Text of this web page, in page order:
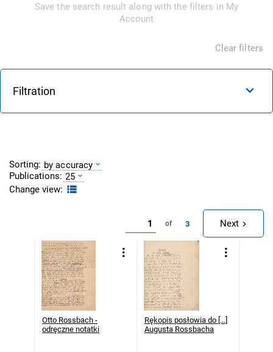
Save the search result along with the filters in My
Account
Clear filters
Filtration
Sorting: by accuracy
Publications: 25
Change view:
of 3 Next
Otto Rossbach -
odręczne notatki
Rękopis posłowia do [...]
Augusta Rossbacha